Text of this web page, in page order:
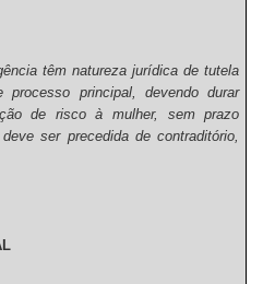
têm natureza jurídica de tutela
processo principal, devendo durar
de risco à mulher, sem prazo
ser precedida de contraditório,